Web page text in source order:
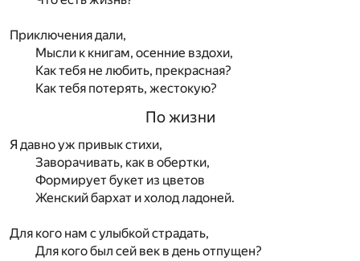
Приключения дали,
Мысли к книгам, осенние вздохи,
Как тебя не любить, прекрасная?
Как тебя потерять, жестокую?
По жизни
Я давно уж привык стихи,
Заворачивать, как в обертки,
Формирует букет из цветов
Женский бархат и холод ладоней.
Для кого нам с улыбкой страдать,
Для кого был сей век в день отпущен?